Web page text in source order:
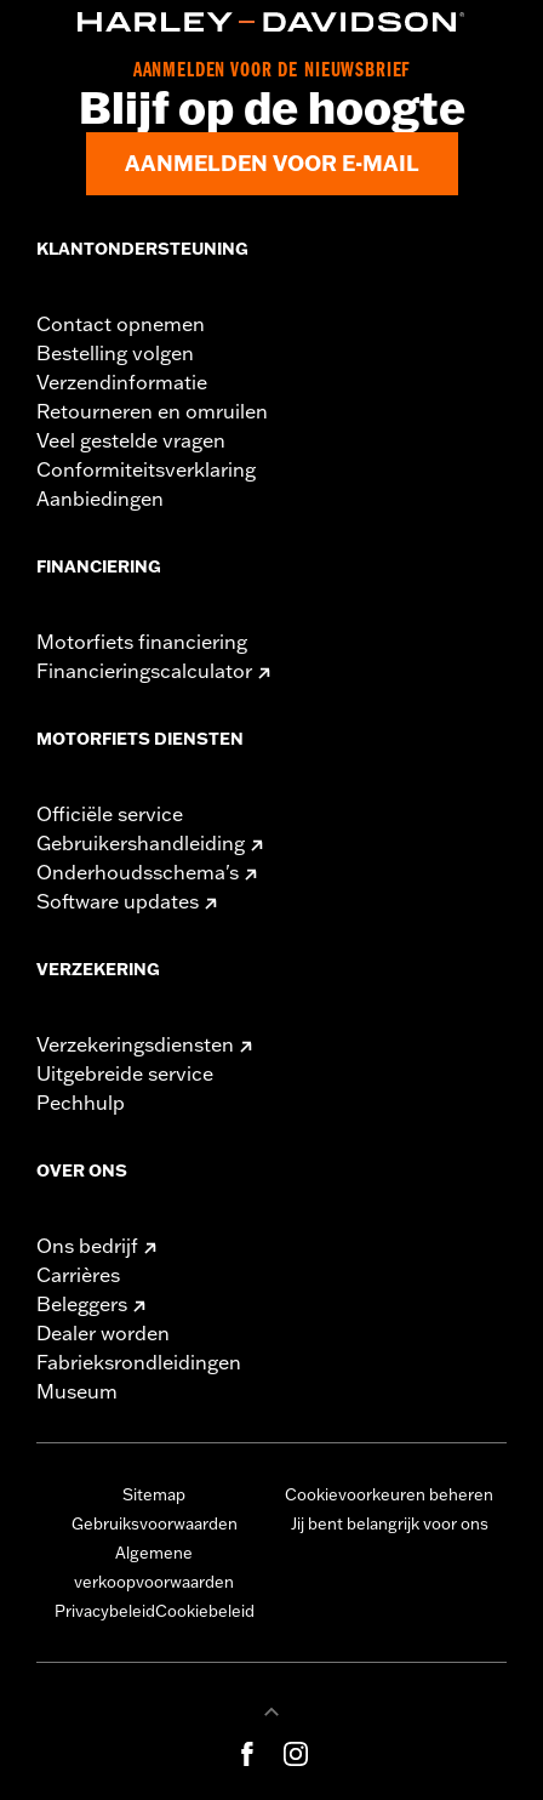
’84-‘17 FX Softail modellen (behalve FXSTDSE). Past ook op '18-
later FXBR, FXBRS, FLSB modellen en '18-later Softail modellen
uitgerust met Billet achterrempedaal voor forward controls P/N
Installatie-instructies
Per stuk verkocht:Elk
In de doos:Rempedaalrubber, schoonmaak- en
AANMELDEN VOOR DE NIEUWSBRIEF
Blijf op de hoogte
AANMELDEN VOOR E-MAIL
KLANTONDERSTEUNING
Contact opnemen
Bestelling volgen
Verzendinformatie
Retourneren en omruilen
Veel gestelde vragen
Conformiteitsverklaring
Aanbiedingen
FINANCIERING
Motorfiets financiering
Financieringscalculator
MOTORFIETS DIENSTEN
Officiële service
Gebruikershandleiding
Onderhoudsschema's
Software updates
VERZEKERING
Verzekeringsdiensten
Uitgebreide service
Pechhulp
OVER ONS
Ons bedrijf
Carrières
Beleggers
Dealer worden
Fabrieksrondleidingen
Museum
Sitemap
Gebruiksvoorwaarden
Algemene
verkoopvoorwaarden
PrivacybeleidCookiebeleid
Cookievoorkeuren beheren
Jij bent belangrijk voor ons